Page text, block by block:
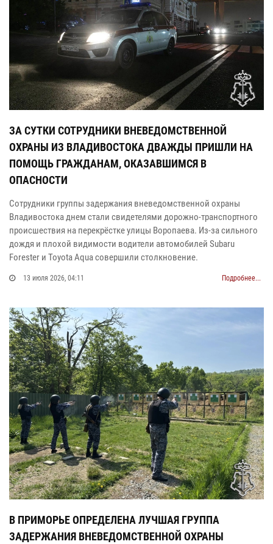
ЗА СУТКИ СОТРУДНИКИ ВНЕВЕДОМСТВЕННОЙ
ОХРАНЫ ИЗ ВЛАДИВОСТОКА ДВАЖДЫ ПРИШЛИ НА
ПОМОЩЬ ГРАЖДАНАМ, ОКАЗАВШИМСЯ В
ОПАСНОСТИ
Сотрудники группы задержания вневедомственной охраны
Владивостока днем стали свидетелями дорожно-транспортного
происшествия на перекрёстке улицы Воропаева. Из-за сильного
дождя и плохой видимости водители автомобилей Subaru
Forester и Toyota Aqua совершили столкновение.
13 июля 2026, 04:11 Подробнее...
В ПРИМОРЬЕ ОПРЕДЕЛЕНА ЛУЧШАЯ ГРУППА
ЗАДЕРЖАНИЯ ВНЕВЕДОМСТВЕННОЙ ОХРАНЫ